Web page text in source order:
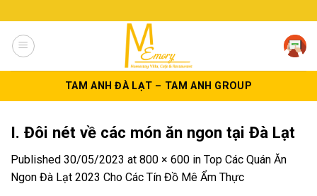
to
content
TAM ANH ĐÀ LẠT – TAM ANH GROUP
I. Đôi nét về các món ăn ngon tại Đà Lạt
Published 30/05/2023 at 800 × 600 in Top Các Quán Ăn
Ngon Đà Lạt 2023 Cho Các Tín Đồ Mê Ẩm Thực